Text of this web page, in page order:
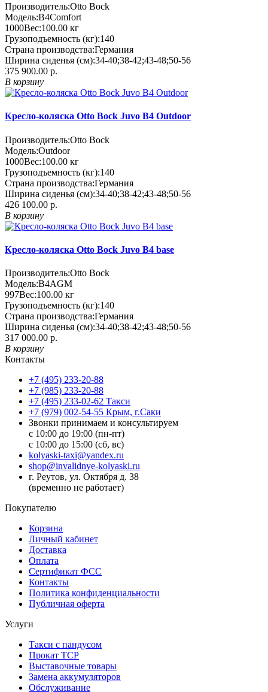
Производитель:Otto Bock
Модель:B4Comfort
1000Вес:100.00 кг
Грузоподъемность (кг):140
Страна производства:Германия
Ширина сиденья (см):34-40;38-42;43-48;50-56
375 900.00 р.
В корзину
Кресло-коляска Otto Bock Juvo B4 Outdoor
Производитель:Otto Bock
Модель:Outdoor
1000Вес:100.00 кг
Грузоподъемность (кг):140
Страна производства:Германия
Ширина сиденья (см):34-40;38-42;43-48;50-56
426 100.00 р.
В корзину
Кресло-коляска Otto Bock Juvo B4 base
Производитель:Otto Bock
Модель:B4AGM
997Вес:100.00 кг
Грузоподъемность (кг):140
Страна производства:Германия
Ширина сиденья (см):34-40;38-42;43-48;50-56
317 000.00 р.
В корзину
Контакты
+7 (495) 233-20-88
+7 (985) 233-20-88
+7 (495) 233-02-62 Такси
+7 (979) 002-54-55 Крым, г.Саки
Звонки принимаем и консультируем
с 10:00 до 19:00 (пн-пт)
с 10:00 до 15:00 (сб, вс)
kolyaski-taxi@yandex.ru
shop@invalidnye-kolyaski.ru
г. Реутов, ул. Октября д. 38
(временно не работает)
Покупателю
Корзина
Личный кабинет
Доставка
Оплата
Сертификат ФСС
Контакты
Политика конфиденциальности
Публичная оферта
Услуги
Такси с пандусом
Прокат ТСР
Выставочные товары
Замена аккумуляторов
Обслуживание